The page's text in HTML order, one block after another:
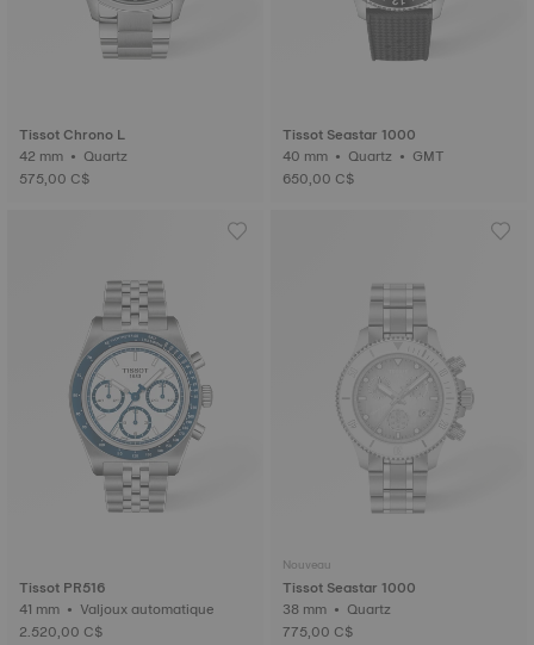
Tissot Chrono L
42 mm • Quartz
575,00 C$
Tissot Seastar 1000
40 mm • Quartz • GMT
650,00 C$
Tissot PR516
41 mm • Valjoux automatique
2.520,00 C$
Nouveau
Tissot Seastar 1000
38 mm • Quartz
775,00 C$